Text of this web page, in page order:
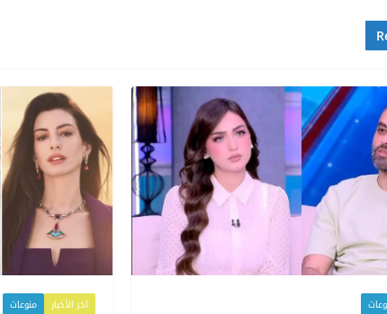
اخر الأخبار منوعات